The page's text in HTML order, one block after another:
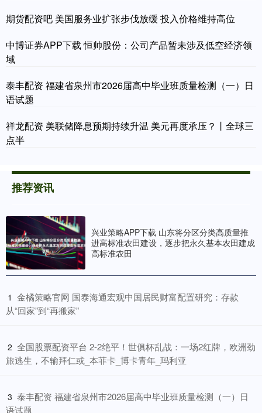
期货配资吧 美国服务业扩张步伐放缓 投入价格维持高位
中博证券APP下载 恒帅股份：公司产品暂未涉及低空经济领
域
泰丰配资 福建省泉州市2026届高中毕业班质量检测（一）日
语试题
祥龙配资 美联储降息预期持续升温 美元再度承压？丨全球三
点半
推荐资讯
兴业策略APP下载 山东将分区分类高质量推
进高标准农田建设，逐步把永久基本农田建成
高标准农田
1 ​金橘策略官网 国泰海通宏观中国居民财富配置研究：存款
从“回家”到“再搬家”
2 ​全国股票配资平台 2-2绝平！世俱杯乱战：一场2红牌，欧洲劲
旅逃生，不输拜仁或_本菲卡_博卡青年_玛利亚
3 ​泰丰配资 福建省泉州市2026届高中毕业班质量检测（一）日
语试题